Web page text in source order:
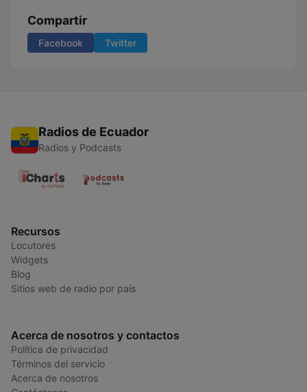
Compartir
Facebook Twitter
Radios de Ecuador
Radios y Podcasts
Recursos
Locutores
Widgets
Blog
Sitios web de radio por país
Acerca de nosotros y contactos
Política de privacidad
Términos del servicio
Acerca de nosotros